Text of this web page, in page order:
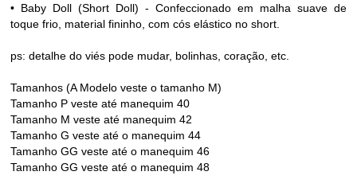
• Baby Doll (Short Doll) - Confeccionado em malha suave de
toque frio, material fininho, com cós elástico no short.
ps: detalhe do viés pode mudar, bolinhas, coração, etc.
Tamanhos (A Modelo veste o tamanho M)
Tamanho P veste até manequim 40
Tamanho M veste até manequim 42
Tamanho G veste até o manequim 44
Tamanho GG veste até o manequim 46
Tamanho GG veste até o manequim 48